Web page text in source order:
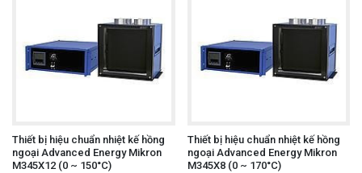
Thiết bị hiệu chuẩn nhiệt kế hồng
ngoại Advanced Energy Mikron
M345X12 (0 ~ 150°C)
Thiết bị hiệu chuẩn nhiệt kế hồng
ngoại Advanced Energy Mikron
M345X8 (0 ~ 170°C)